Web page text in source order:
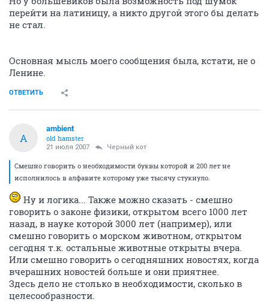
перейти на латиницу, а никто другой этого бы делать
не стал.
Основная мысль моего сообщения была, кстати, не о
Ленине.
ОТВЕТИТЬ
A
ambient
old hamster
21 июля 2007 Черный кот
Смешно говорить о необходимости буквы которой и 200 лет не
исполнилось в алфавите которому уже тысячу стукнуло.
Ну и логика... Также можно сказать - смешно
говорить о законе физики, открытом всего 1000 лет
назад, в науке которой 3000 лет (например), или
смешно говорить о морском животном, открытом
сегодня т.к. остальные животные открыты вчера.
Или смешно говорить о сегодняшних новостях, когда
вчерашних новостей больше и они приятнее.
Здесь дело не столько в необходимости, сколько в
целесообразности.